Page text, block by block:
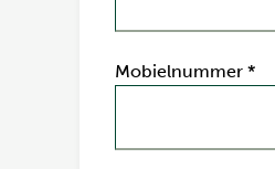
Mobielnummer *